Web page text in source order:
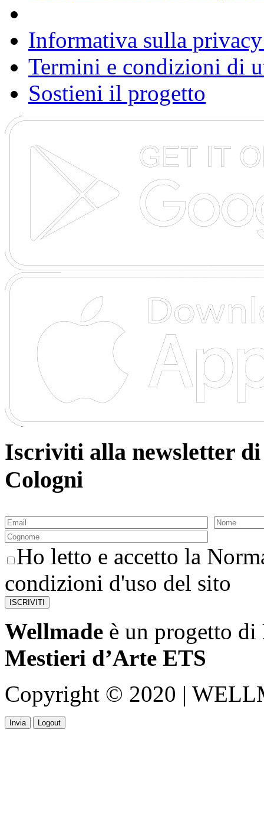
Informativa sulla
Termini e condizioni di
Sostieni il progetto
Iscriviti alla newsletter di
Cologni
Ho letto e accetto la
condizioni d'uso del sito
Wellmade è un progetto di
Mestieri d’Arte ETS
Copyright © 2020 |
Invia Logout